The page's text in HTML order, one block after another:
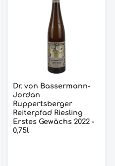
Dr. von Bassermann-
Jordan
Ruppertsberger
Reiterpfad Riesling
Erstes Gewächs 2022 -
0,75l